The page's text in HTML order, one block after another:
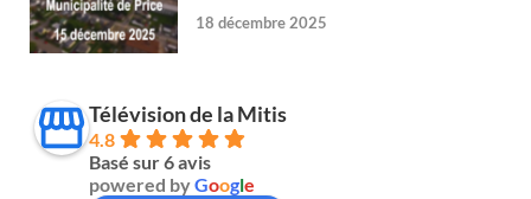
18 décembre 2025
Télévision de la Mitis
4.8
Basé sur 6 avis
powered byGoogle